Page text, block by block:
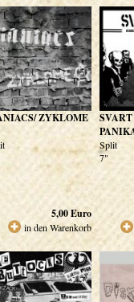
ZYKLOME
5,00Euro
in den Warenkorb
SVART
Split
7"